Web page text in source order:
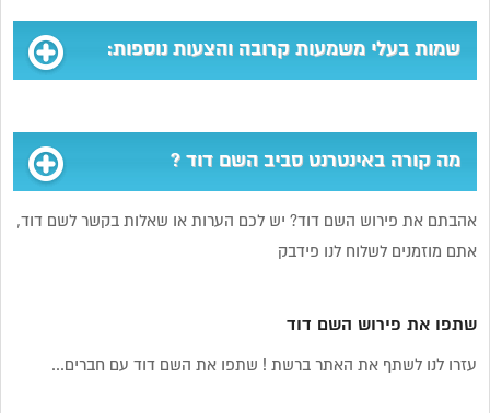
שמות בעלי משמעות קרובה והצעות נוספות:
מה קורה באינטרנט סביב השם דוד ?
אהבתם את פירוש השם דוד? יש לכם הערות או שאלות בקשר לשם דוד,
אתם מוזמנים לשלוח לנו פידבק
שתפו את פירוש השם דוד
עזרו לנו לשתף את האתר ברשת ! שתפו את השם דוד עם חברים...